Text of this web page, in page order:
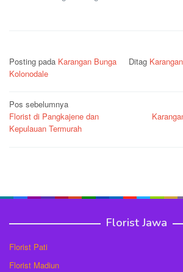
Posting pada Karangan Bunga Ditag
Kolonodale
Navigasi
pos
Pos sebelumnya
Florist di Pangkajene dan
Kepulauan Termurah
Florist Jawa
Florist Pati
Florist Madiun